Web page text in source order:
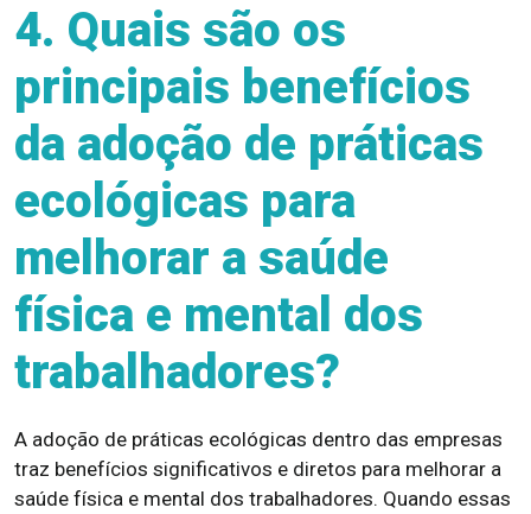
4. Quais são os
principais benefícios
da adoção de práticas
ecológicas para
melhorar a saúde
física e mental dos
trabalhadores?
A adoção de práticas ecológicas dentro das empresas
traz benefícios significativos e diretos para melhorar a
saúde física e mental dos trabalhadores. Quando essas